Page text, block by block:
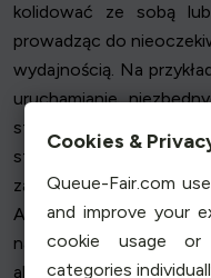
kolidować ze sobą
prowadząc do
wydajnością. Na
uruchamianie
stron. Podobnie,
strony internetowej lub
zakłócać działanie
Aby zdiagnozować
należy rozważyć
aby zidentyfikować
Cookies &
Queue-Fair.com
and improve your
cookie usage
categories